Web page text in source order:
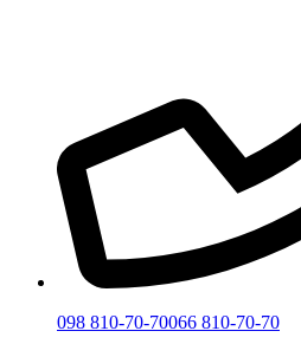
098 810-70-70066 810-70-70